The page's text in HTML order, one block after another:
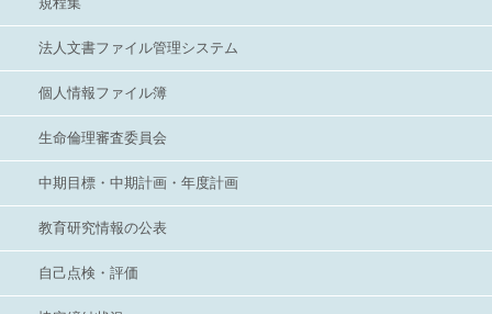
法人文書ファイル管理システム
個人情報ファイル簿
生命倫理審査委員会
中期目標・中期計画・年度計画
教育研究情報の公表
自己点検・評価